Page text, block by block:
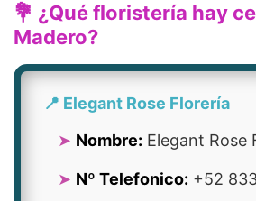
💐 ¿Qué floristería hay
Madero?
📍 Elegant Rose Florería
Nombre: Elegant Rose
Nº Telefonico: +52